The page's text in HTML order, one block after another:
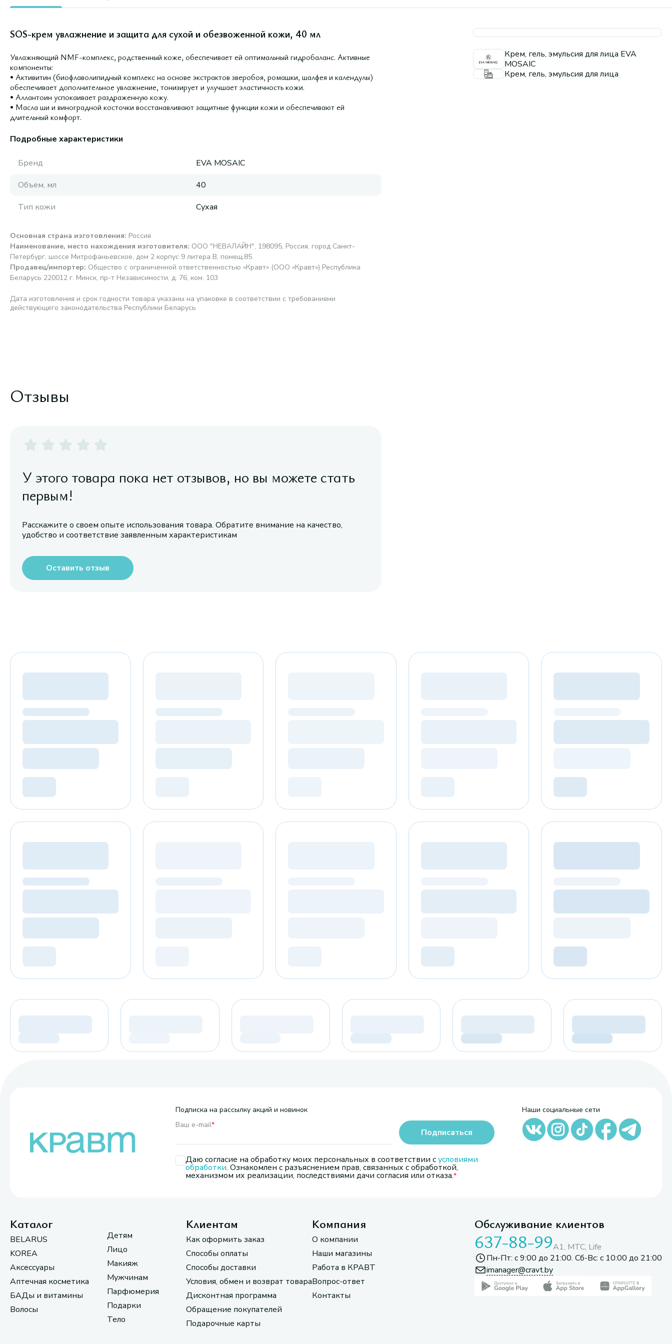
SOS-крем увлажнение и защита для сухой и обезвоженной кожи, 40 мл
Увлажняющий NMF-комплекс, родственный коже, обеспечивает ей оптимальный гидробаланс. Активные
компоненты:
• Активитин (биофлаволипидный комплекс на основе экстрактов зверобоя, ромашки, шалфея и календулы)
обеспечивает дополнительное увлажнение, тонизирует и улучшает эластичность кожи.
• Аллантоин успокаивает раздраженную кожу.
• Масла ши и виноградной косточки восстанавливают защитные функции кожи и обеспечивают ей
длительный комфорт.
Подробные характеристики
Бренд
EVA MOSAIC
Объем, мл
40
Тип кожи
Сухая
Основная страна изготовления: Россия
Наименование, место нахождения изготовителя: ООО "НЕВАЛАЙН", 198095, Россия, город Санкт-
Петербург, шоссе Митрофаньевское, дом 2 корпус 9 литера В, помещ.85
Продавец/импортер: Общество с ограниченной ответственностью «Кравт» (ООО «Кравт») Республика
Беларусь 220012 г. Минск, пр-т Независимости, д. 76, ком. 103
Дата изготовления и срок годности товара указаны на упаковке в соответствии с требованиями
действующего законодательства Республики Беларусь
Крем, гель, эмульсия для лица EVA
MOSAIC
Крем, гель, эмульсия для лица
Отзывы
У этого товара пока нет отзывов, но вы можете стать
первым!
Расскажите о своем опыте использования товара. Обратите внимание на качество,
удобство и соответствие заявленным характеристикам
Оставить отзыв
Подписка на рассылку акций и новинок
Ваш e-mail*
Даю согласие на обработку моих персональных в соответствии сусловиями
обработки. Ознакомлен с разъяснением прав, связанных с обработкой,
механизмом их реализации, последствиями дачи согласия или отказа.
Подписаться
Наши социальные сети
Каталог
BELARUS
KOREA
Аксессуары
Аптечная косметика
БАДы и витамины
Волосы
Детям
Лицо
Макияж
Мужчинам
Парфюмерия
Подарки
Тело
Клиентам
Как оформить заказ
Способы оплаты
Способы доставки
Условия, обмен и возврат товара
Дисконтная программа
Обращение покупателей
Подарочные карты
Компания
О компании
Наши магазины
Работа в КРАВТ
Вопрос-ответ
Контакты
Обслуживание клиентов
637-88-99A1, МТС, Life
Пн-Пт: с 9:00 до 21:00. Сб-Вс: с 10:00 до 21:00
imanager@cravt.by